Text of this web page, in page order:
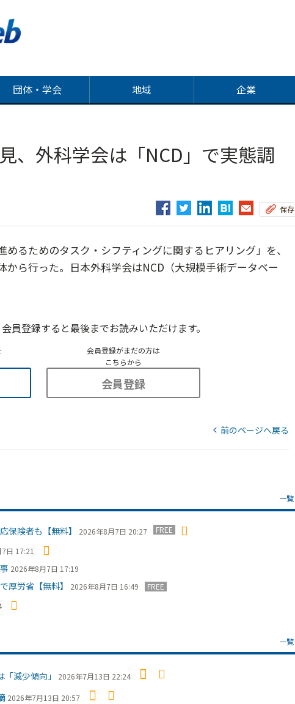
団体・学会 地域 企業
、外科学会は「NCD」で実態調
保存
るためのタスク・シフティングに関するヒアリング」を、
から行った。日本外科学会はNCD（大規模手術データベー
員登録すると最後までお読みいただけます。
会員登録がまだの方は
こちらから
会員登録
前のページへ戻る
一覧
険者も【無料】 2026年8月7日 20:27 FREE
日 17:21
2026年8月7日 17:19
労省【無料】 2026年8月7日 16:49 FREE
一覧
減少傾向」 2026年7月13日 22:24
2026年7月13日 20:57